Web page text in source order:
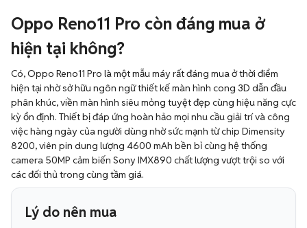
Oppo Reno11 Pro còn đáng mua ở
hiện tại không?
Có, Oppo Reno11 Pro là một mẫu máy rất đáng mua ở thời điểm
hiện tại nhờ sở hữu ngôn ngữ thiết kế màn hình cong 3D dẫn đầu
phân khúc, viền màn hình siêu mỏng tuyệt đẹp cùng hiệu năng cực
kỳ ổn định. Thiết bị đáp ứng hoàn hảo mọi nhu cầu giải trí và công
việc hàng ngày của người dùng nhờ sức mạnh từ chip Dimensity
8200, viên pin dung lượng 4600 mAh bền bỉ cùng hệ thống
camera 50MP cảm biến Sony IMX890 chất lượng vượt trội so với
các đối thủ trong cùng tầm giá.
Lý do nên mua